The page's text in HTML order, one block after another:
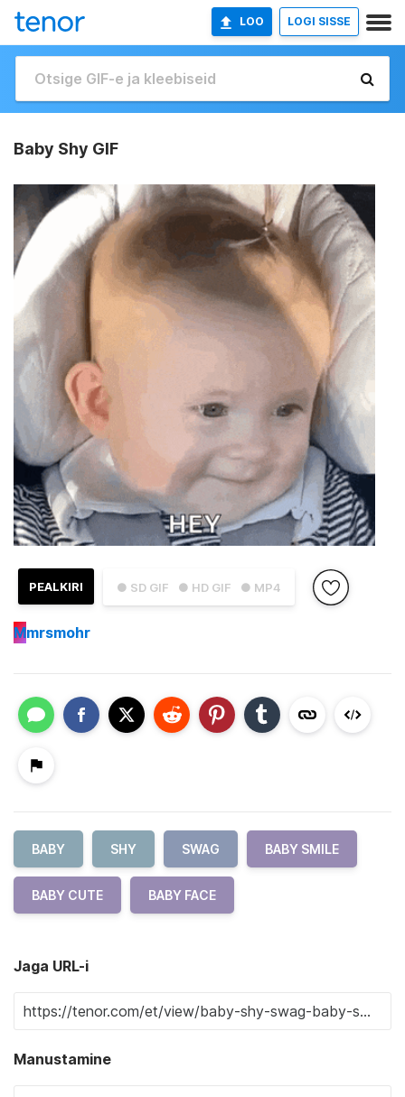
LOO LOGI SISSE
Baby Shy GIF
● SD GIF ● HD GIF ● MP4
PEALKIRI
Mmrsmohr
BABY SHY SWAG BABY SMILE
BABY CUTE BABY FACE
Jaga URL-i
Manustamine